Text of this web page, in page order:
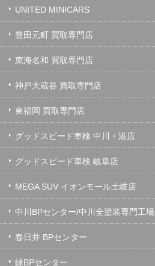
UNITED MINICARS
豊田元町 買取専門店
東海名和 買取専門店
神戸大蔵谷 買取専門店
東福岡 買取専門店
グッドスピード車検 中川・港店
グッドスピード車検 岐阜店
MEGA SUV イオンモール土岐店
中川BPセンター/中川全塗装専門工場
春日井 BPセンター
緑BPセンター